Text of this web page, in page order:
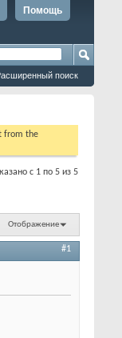
Помощь
поиск
from the
с 1 по 5 из 5
Отображение
#1